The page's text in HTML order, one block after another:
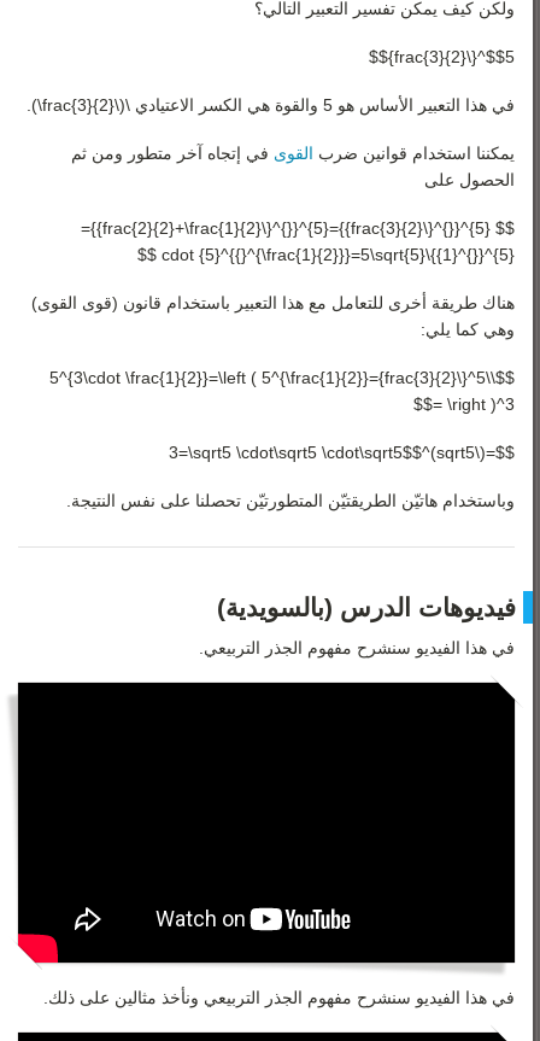
ولكن كيف يمكن تفسير التعبير التالي؟
$$5^{\frac{3}{2}}$$
في هذا التعبير الأساس هو 5 والقوة هي الكسر الاعتيادي \(\frac{3}{2}\).
يمكننا استخدام قوانين ضرب القوى في إتجاه آخر متطور ومن ثم
الحصول على
$$ {5}^{{}^{\frac{3}{2}}}={5}^{{}^{\frac{2}{2}+\frac{1}{2}}}=
{5}^{{}^{1}}\cdot {5}^{{}^{\frac{1}{2}}}=5\sqrt{5} $$
هناك طريقة أخرى للتعامل مع هذا التعبير باستخدام قانون (قوى القوى)
وهي كما يلي:
$$\\5^{\frac{3}{2}}=5^{3\cdot \frac{1}{2}}=\left ( 5^{\frac{1}{2}}
\right )^3 =$$
$$=(\sqrt5)^3=\sqrt5 \cdot\sqrt5 \cdot\sqrt5$$
وباستخدام هاتيّن الطريقتيّن المتطورتيّن تحصلنا على نفس النتيجة.
فيديوهات الدرس (بالسويدية)
في هذا الفيديو سنشرح مفهوم الجذر التربيعي.
في هذا الفيديو سنشرح مفهوم الجذر التربيعي ونأخذ مثالين على ذلك.